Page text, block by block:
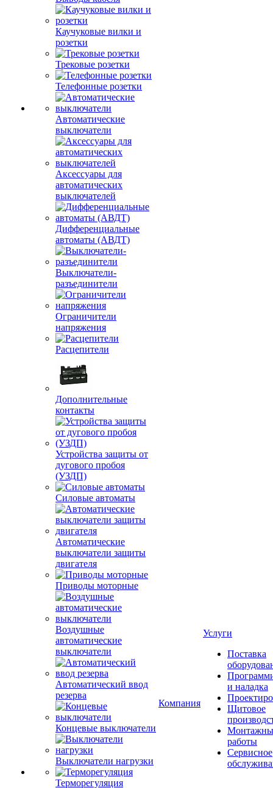
Каучуковые вилки и
розетки
Трековые розетки
Телефонные розетки
Автоматические
выключатели
Аксессуары для
автоматических
выключателей
Дифференциальные
автоматы (АВДТ)
Выключатели-
разъединители
Ограничители
напряжения
Расцепители
Дополнительные
контакты
Устройства защиты от
дугового пробоя
(УЗДП)
Силовые автоматы
Автоматические
выключатели защиты
двигателя
Приводы моторные
Воздушные
автоматические
выключатели
Автоматический ввод
резерва
Концевые выключатели
Выключатели нагрузки
Терморегуляция
Компания
Услуги
Поставка
и наладка
Щитовое
работы
Сервисное